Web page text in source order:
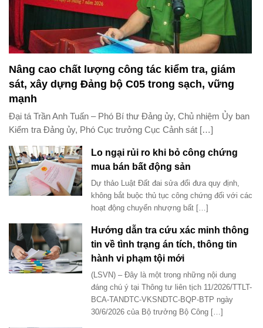
Nâng cao chất lượng công tác kiểm tra, giám
sát, xây dựng Đảng bộ C05 trong sạch, vững
mạnh
Đại tá Trần Anh Tuấn – Phó Bí thư Đảng ủy, Chủ nhiệm Ủy ban
Kiểm tra Đảng ủy, Phó Cục trưởng Cục Cảnh sát […]
Lo ngại rủi ro khi bỏ công chứng
mua bán bất động sản
Dự thảo Luật Đất đai sửa đổi đưa quy định,
không bắt buộc thủ tục công chứng đối với các
hoạt động chuyển nhượng bất […]
Hướng dẫn tra cứu xác minh thông
tin về tình trạng án tích, thông tin
hành vi phạm tội mới
(LSVN) – Đây là một trong những nội dung
đáng chú ý tại Thông tư liên tịch 11/2026/TTLT-
BCA-TANDTC-VKSNDTC-BQP-BTP ngày
30/6/2026 của Bộ trưởng Bộ Công […]